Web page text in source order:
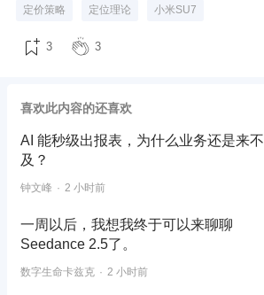
定价策略 定位理论 小米SU7
3 3
喜欢此内容的还喜欢
AI 能秒级出报表，为什么业务还是来不
及？
钟文峰 2 小时前
一周以后，我想我终于可以来聊聊
Seedance 2.5了。
数字生命卡兹克 2 小时前